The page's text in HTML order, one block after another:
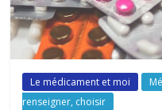
Le médicament et moi
renseigner, choisir